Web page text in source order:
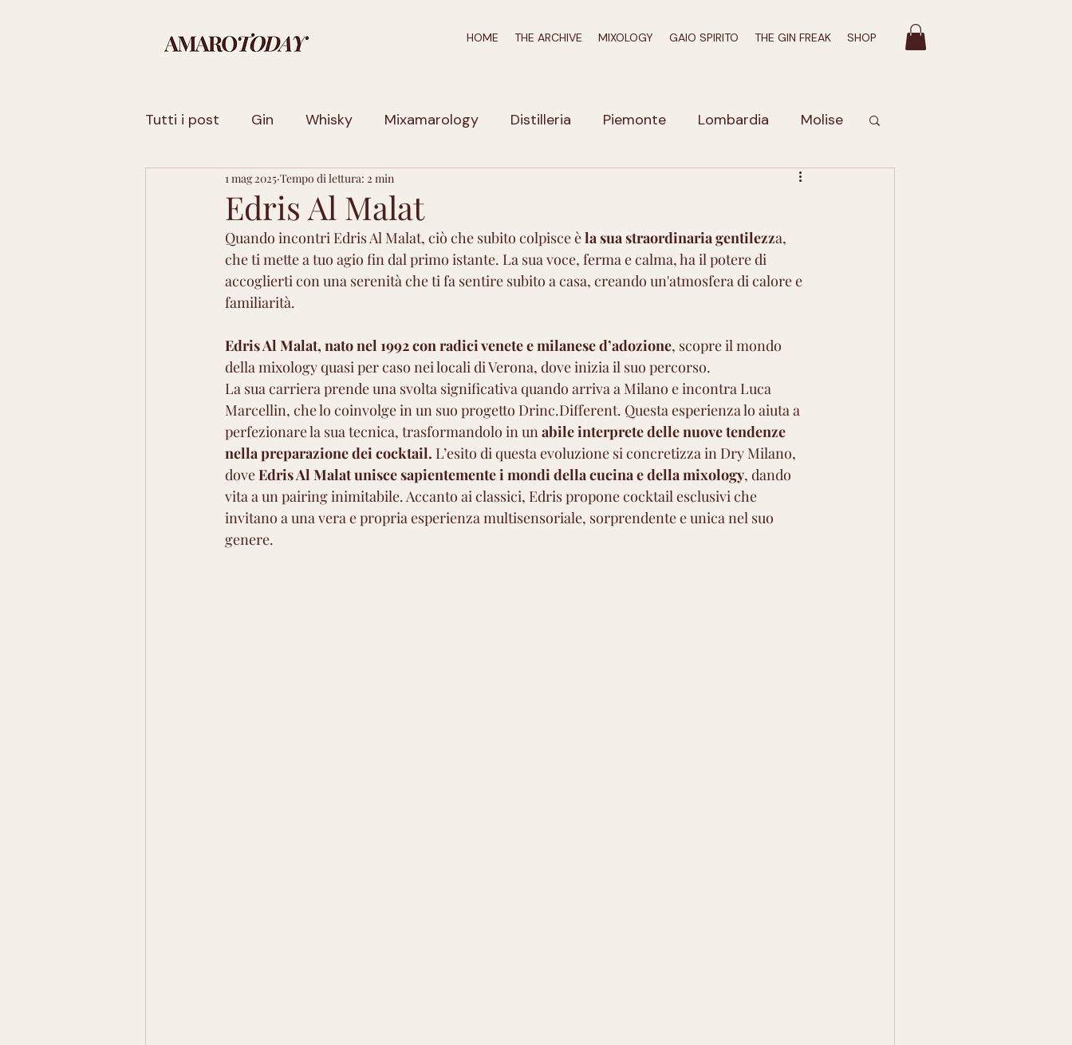
HOME THE ARCHIVE MIXOLOGY GAIO SPIRITO THE GIN FREAK SHOP
Tutti i post Gin Whisky Mixamarology Distilleria Piemonte Lombardia Molise
Basilicata Friuli-Venezia Giulia Valle D'Aosta
Trentino-Alto Adige Lazio Emilia Romagna Liguria Marche Abruzzo
Sardegna Toscana
Aromatico medio Aromatico Molto amaro Amarissimo
Edris Al Malat
1 mag 2025 Tempo di lettura: 2 min
Quando incontri Edris Al Malat, ciò che subito colpisce è la sua straordinaria gentilezza,
che ti mette a tuo agio fin dal primo istante. La sua voce, ferma e calma, ha il potere di
accoglierti con una serenità che ti fa sentire subito a casa, creando un'atmosfera di calore e
familiarità.
Edris Al Malat, nato nel 1992 con radici venete e milanese d’adozione, scopre il mondo
della mixology quasi per caso nei locali di Verona, dove inizia il suo percorso.
La sua carriera prende una svolta significativa quando arriva a Milano e incontra Luca
Marcellin, che lo coinvolge in un suo progetto Drinc.Different. Questa esperienza lo aiuta a
perfezionare la sua tecnica, trasformandolo in un abile interprete delle nuove tendenze
nella preparazione dei cocktail. L’esito di questa evoluzione si concretizza in Dry Milano,
dove Edris Al Malat unisce sapientemente i mondi della cucina e della mixology, dando
vita a un pairing inimitabile. Accanto ai classici, Edris propone cocktail esclusivi che
invitano a una vera e propria esperienza multisensoriale, sorprendente e unica nel suo
genere.